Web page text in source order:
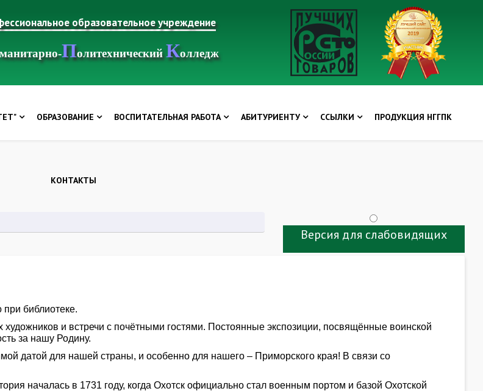
образовательное учреждение
ПолитехническийКолледж
ОБРАЗОВАНИЕ ВОСПИТАТЕЛЬНАЯ РАБОТА АБИТУРИЕНТУ ССЫЛКИ ПРОДУКЦИЯ НГГПК
КОНТАКТЫ
Версия для слабовидящих
библиотеке.
художников и встречи с почётными гостями. Постоянные экспозиции, посвящённые воинской
за нашу Родину.
датой для нашей страны, и особенно для нашего – Приморского края! В связи со
началась в 1731 году, когда Охотск официально стал военным портом и базой Охотской